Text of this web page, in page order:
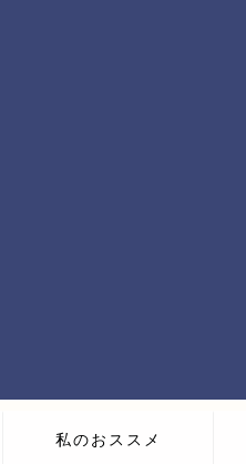
私のおススメ